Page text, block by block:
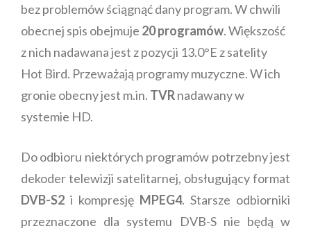
bez problemów ściągnąć dany program. W chwili
obecnej spis obejmuje 20 programów. Większość
z nich nadawana jest z pozycji 13.0°E z satelity
Hot Bird. Przeważają programy muzyczne. W ich
gronie obecny jest m.in. TVRnadawany w
systemie HD.
Do odbioru niektórych programów potrzebny jest
dekoder telewizji satelitarnej, obsługujący format
DVB-S2 i kompresję MPEG4. Starsze odbiorniki
przeznaczone dla systemu DVB-S nie będą w